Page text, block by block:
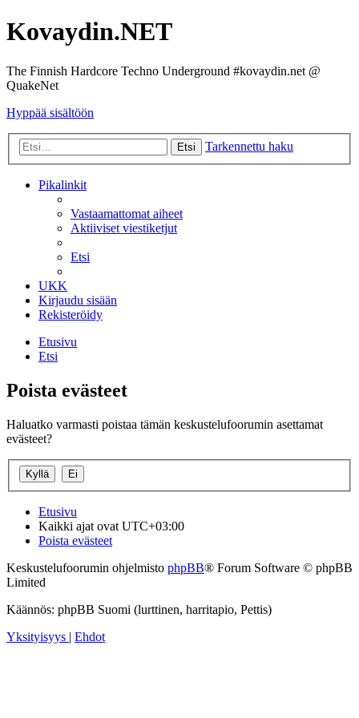
Kovaydin.NET
The Finnish Hardcore Techno Underground #kovaydin.net @
QuakeNet
Hyppää sisältöön
Etsi Tarkennettu haku
Pikalinkit
Vastaamattomat aiheet
Aktiiviset viestiketjut
Etsi
UKK
Kirjaudu sisään
Rekisteröidy
Etusivu
Etsi
Poista evästeet
Haluatko varmasti poistaa tämän keskustelufoorumin asettamat
evästeet?
Etusivu
Kaikki ajat ovat UTC+03:00
Poista evästeet
Keskustelufoorumin ohjelmisto phpBB® Forum Software © phpBB
Limited
Käännös: phpBB Suomi (lurttinen, harritapio, Pettis)
Yksityisyys | Ehdot